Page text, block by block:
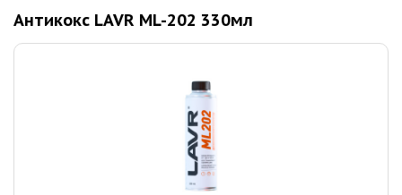
Антикокс LAVR ML-202 330мл